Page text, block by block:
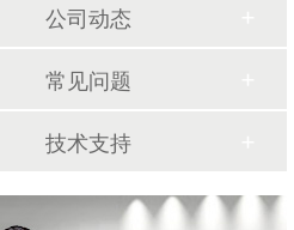
公司动态
常见问题
技术支持